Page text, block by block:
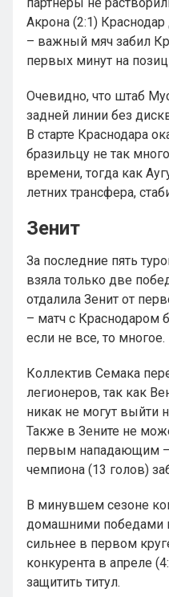
Акрона (2:1)
– важный мяч забил
первых минут на
Очевидно, что штаб
задней линии без
В старте Краснодара
бразильцу не так
времени, тогда как
летних трансфера,
Зенит
За последние пять
взяла только две
отдалила Зенит от
– матч с Краснодаром
если не все, то многое.
Коллектив Семака
легионеров, так как
никак не могут выйти
Также в Зените не
первым нападающим
чемпиона (13 голов)
В минувшем сезоне
домашними победами
сильнее в первом
конкурента в апреле
защитить титул.